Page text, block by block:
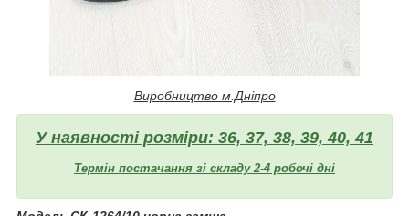
Виробництво м.Дніпро
У наявності розміри: 36, 37, 38, 39, 40, 41
Термін постачання зі складу 2-4 робочі дні